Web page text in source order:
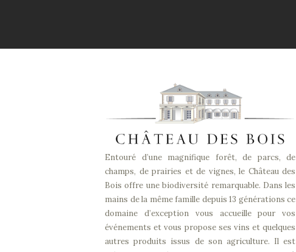
Entouré d’une magnifique forêt, de parcs, de
champs, de prairies et de vignes, le Château des
Bois offre une biodiversité remarquable. Dans les
mains de la même famille depuis 13 générations ce
domaine d’exception vous accueille pour vos
événements et vous propose ses vins et quelques
autres produits issus de son agriculture. Il est